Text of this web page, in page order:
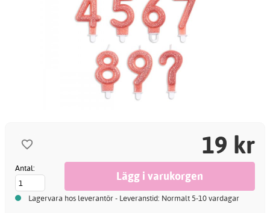
19 kr
Antal:
Lagervara hos leverantör - Leveranstid: Normalt 5-10 vardagar